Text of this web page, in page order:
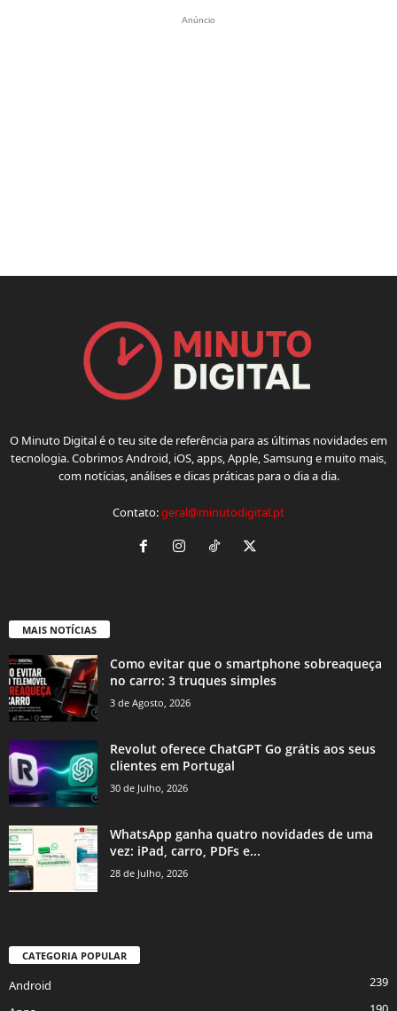
Anúncio
O Minuto Digital é o teu site de referência para as últimas novidades em
tecnologia. Cobrimos Android, iOS, apps, Apple, Samsung e muito mais,
com notícias, análises e dicas práticas para o dia a dia.
Contato:geral@minutodigital.pt
MAIS NOTÍCIAS
Como evitar que o smartphone sobreaqueça
no carro: 3 truques simples
3 de Agosto, 2026
Revolut oferece ChatGPT Go grátis aos seus
clientes em Portugal
30 de Julho, 2026
WhatsApp ganha quatro novidades de uma
vez: iPad, carro, PDFs e...
28 de Julho, 2026
CATEGORIA POPULAR
Android
239